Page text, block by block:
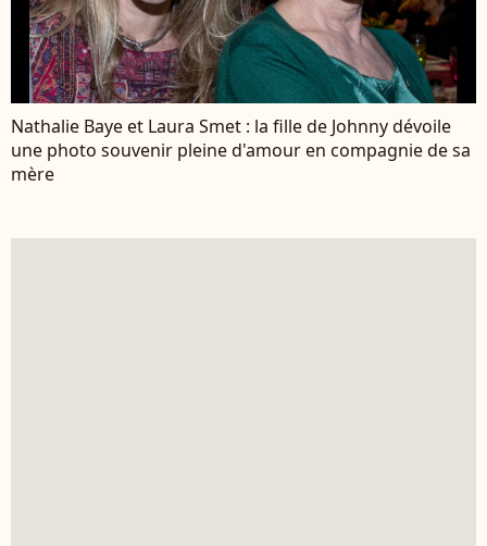
Nathalie Baye et Laura Smet : la fille de Johnny dévoile
une photo souvenir pleine d'amour en compagnie de sa
mère